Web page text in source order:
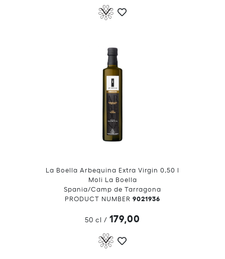
La Boella Arbequina Extra Virgin 0,50 l
Moli La Boella
Spania/Camp de Tarragona
PRODUCT NUMBER 9021936
50 cl / 179,00